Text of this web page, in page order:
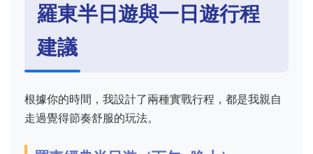
羅東半日遊與一日遊行程
建議
根據你的時間，我設計了兩種實戰行程，都是我親自
走過覺得節奏舒服的玩法。